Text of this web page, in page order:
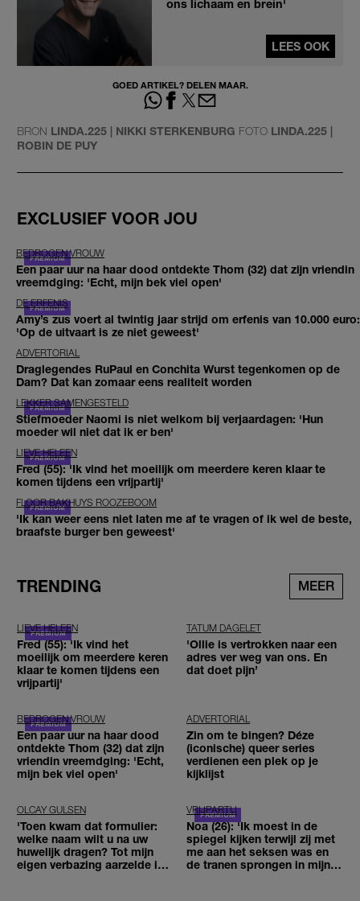
ons lichaam en brein'
LEES OOK
GOED ARTIKEL? DELEN MAAR.
BRON LINDA.225 | NIKKI STERKENBURG FOTO LINDA.225 |
ROBIN DE PUY
EXCLUSIEF VOOR JOU
BEDROGEN VROUW
Een paar uur na haar dood ontdekte Thom (32) dat zijn vriendin
vreemdging: 'Echt, mijn bek viel open'
DE ERFENIS
Amy’s zus voert al twintig jaar strijd om erfenis van 10.000 euro:
'Op de uitvaart is ze niet geweest'
ADVERTORIAL
Draglegendes RuPaul en Conchita Wurst tegenkomen op de
Dam? Dat kan zomaar eens realiteit worden
LEKKER SAMENGESTELD
Stiefmoeder Naomi is niet welkom bij verjaardagen: 'Hun
moeder wil niet dat ik er ben'
LIEVE HELEEN
Fred (55): 'Ik vind het moeilijk om meerdere keren klaar te
komen tijdens een vrijpartij'
FLOOR BAKHUYS ROOZEBOOM
'Ik kan weer eens niet laten me af te vragen of ik wel de beste,
braafste burger ben geweest'
TRENDING MEER
LIEVE HELEEN
Fred (55): 'Ik vind het
moeilijk om meerdere keren
klaar te komen tijdens een
vrijpartij'
TATUM DAGELET
'Ollie is vertrokken naar een
adres ver weg van ons. En
dat doet pijn’
BEDROGEN VROUW
Een paar uur na haar dood
ontdekte Thom (32) dat zijn
vriendin vreemdging: 'Echt,
mijn bek viel open'
ADVERTORIAL
Zin om te bingen? Déze
(iconische) queer series
verdienen een plek op je
kijklijst
OLCAY GULSEN
'Toen kwam dat formulier:
welke naam wilt u na uw
huwelijk dragen? Tot mijn
eigen verbazing aarzelde ik
VRIJPARTIJ
Noa (26): 'Ik moest in de
spiegel kijken terwijl zij met
me aan het seksen was en
de tranen sprongen in mijn